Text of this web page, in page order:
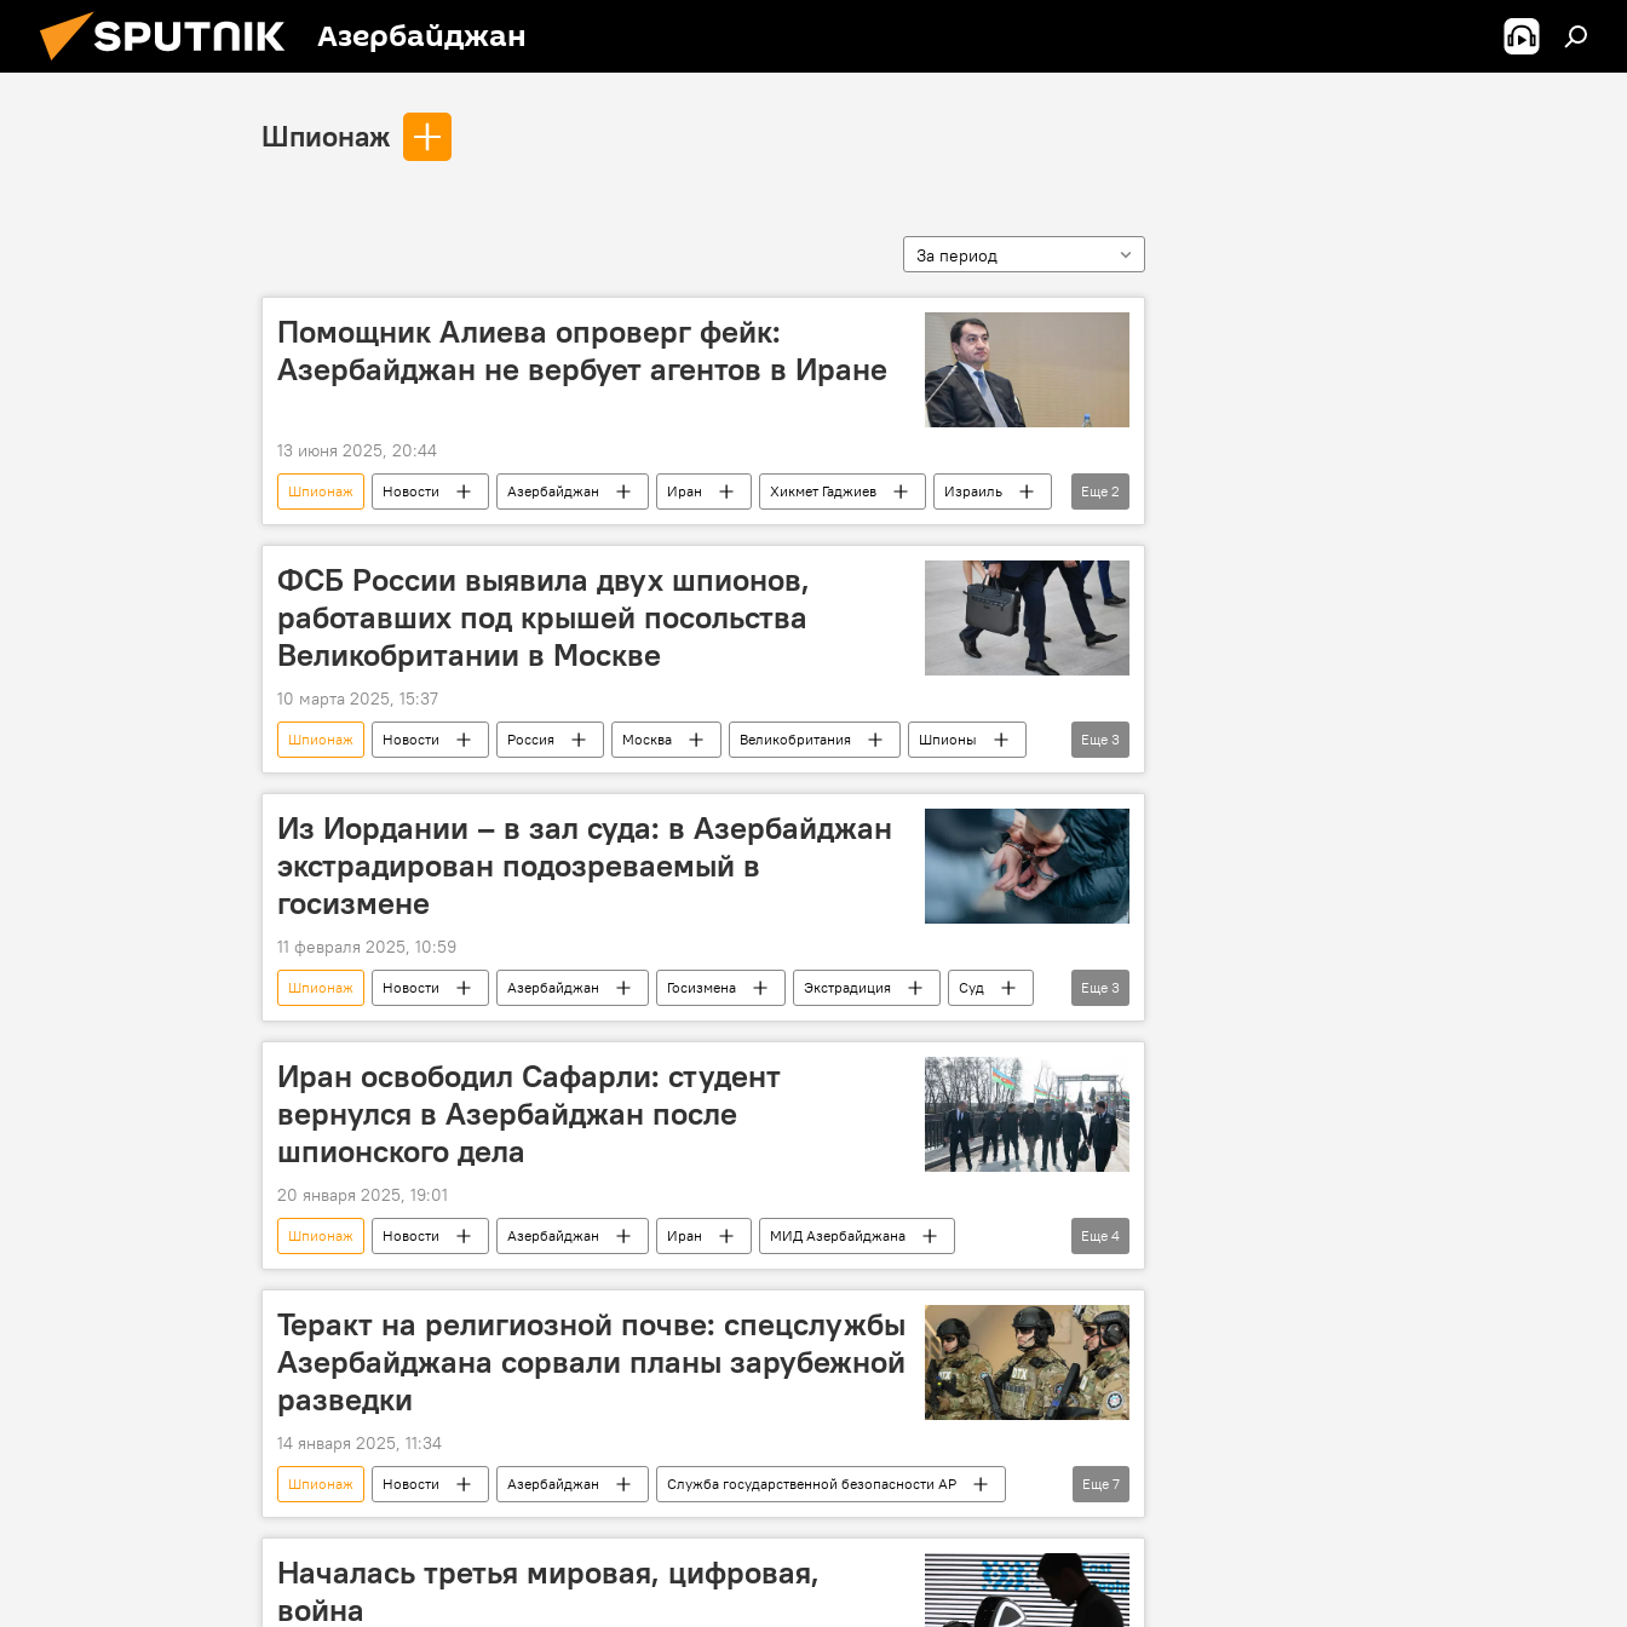
Азербайджан
Шпионаж
За период
Помощник Алиева опроверг фейк:
Азербайджан не вербует агентов в Иране
13 июня 2025, 20:44
Шпионаж Новости Азербайджан Иран Хикмет Гаджиев
Израиль
Конфликт
Ближний Восток
Еще 2
ФСБ России выявила двух шпионов,
работавших под крышей посольства
Великобритании в Москве
10 марта 2025, 15:37
Шпионаж Новости Россия Москва Великобритания
Шпионы
Посольство
МИД России ФСБ РФ
Еще 3
Из Иордании – в зал суда: в Азербайджан
экстрадирован подозреваемый в
госизмене
11 февраля 2025, 10:59
Шпионаж Новости Азербайджан Госизмена Экстрадиция
Суд
Иордания
Баку Сабаильский район
Еще 3
Иран освободил Сафарли: студент
вернулся в Азербайджан после
шпионского дела
20 января 2025, 19:01
Шпионаж Новости Азербайджан Иран
МИД Азербайджана
Служба государственной безопасности АР
Суд Германия Студент
Еще 4
Теракт на религиозной почве: спецслужбы
Азербайджана сорвали планы зарубежной
разведки
14 января 2025, 11:34
Шпионаж Новости Азербайджан
Служба государственной безопасности АР
Спецслужбы
Религия Террористический акт Убийство
Измена
Еще 7
Началась третья мировая, цифровая,
война